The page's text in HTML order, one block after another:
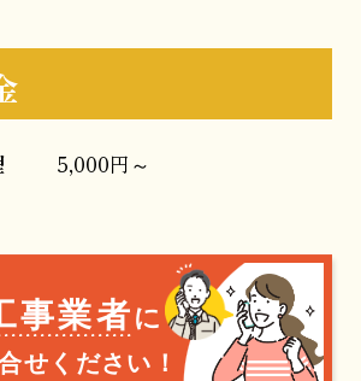
5,000円～
事業者に
せください！